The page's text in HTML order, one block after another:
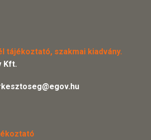
tájékoztató, szakmai kiadvány.
Kft.